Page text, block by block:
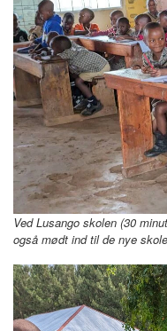
Ved Lusango skolen (30
også mødt ind til de nye